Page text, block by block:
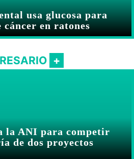
usa glucosa para
en ratones
la ANI para competir
de dos proyectos